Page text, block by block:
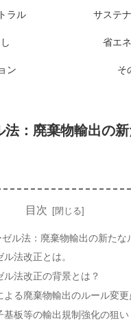
ラル サステ
省エ
ン そ
法：廃棄物輸出の
目次
ル法：廃棄物輸出の新たな
ル法改正とは。
ル法改正の背景とは？
よる廃棄物輸出のルール変更
基板等の輸出規制強化の狙い